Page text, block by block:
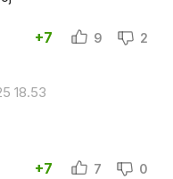
+7 9 2
18.53
+7 7 0